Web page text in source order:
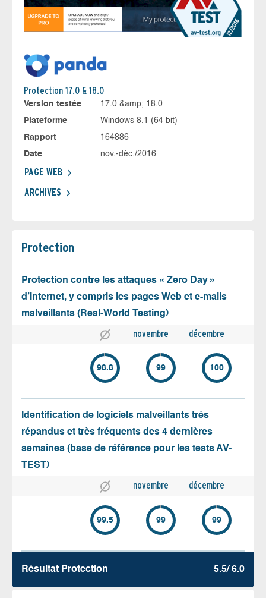
Protection 17.0 & 18.0
Version testée
17.0 &amp; 18.0
Plateforme
Windows 8.1 (64 bit)
Rapport
164886
Date
nov.-déc./2016
PAGE WEB
ARCHIVES
Protection
Protection contre les attaques « Zero Day »
d’Internet, y compris les pages Web et e-mails
malveillants (Real-World Testing)
novembre décembre
98.8 99 100
Identification de logiciels malveillants très
répandus et très fréquents des 4 dernières
semaines (base de référence pour les tests AV-
TEST)
novembre décembre
99.5 99 99
Résultat Protection 5.5/ 6.0